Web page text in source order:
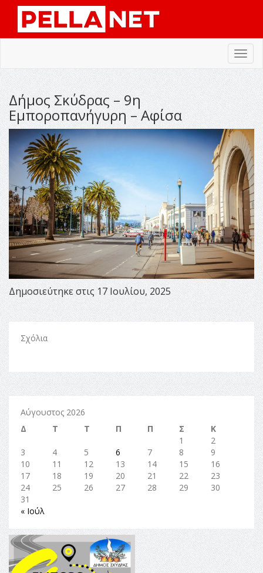
Δήμος Σκύδρας – 9η
Εμποροπανήγυρη – Αφίσα
Δημοσιεύτηκε στις 17 Ιουλίου, 2025
Σχόλια
Αύγουστος 2026
Δ
Τ Τ Π Π Σ
Κ
1
2
3
4 5 6 7 8
9
10
11 12 13 14 15
16
17
18 19 20 21 22
23
24
25 26 27 28 29
30
31
« Ιούλ